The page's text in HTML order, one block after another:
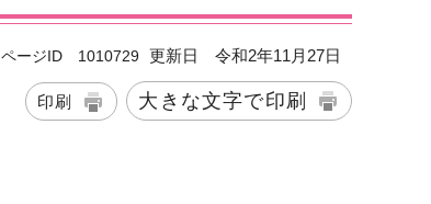
ページID 1010729 更新日 令和2年11月27日
印刷 大きな文字で印刷